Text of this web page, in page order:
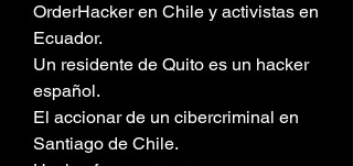
OrderHacker en Chile y activistas en
Ecuador.
Un residente de Quito es un hacker
español.
El accionar de un cibercriminal en
Santiago de Chile.